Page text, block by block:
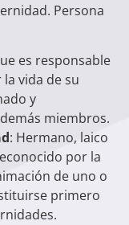
Persona
es responsable
vida de su
y
miembros.
: Hermano, laico
por la
de uno o
primero